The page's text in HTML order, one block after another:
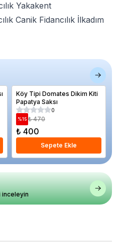
Yakakent
Canik Fidancılık İlkadım
Köy Tipi Domates Dikim Kiti
Papatya Saksı
0
%15 ₺ 470
₺ 400
Sepete Ekle
inceleyin